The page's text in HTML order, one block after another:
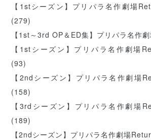
【1stシーズン】プリパラ名作劇場
(279)
【1st～3rd OP＆ED集】プリパラ名作
【1stシーズン】プリパラ名作劇場
(93)
【2ndシーズン】プリパラ名作劇場
(158)
【3rdシーズン】プリパラ名作劇場
(189)
【2ndシーズン】プリパラ名作劇場